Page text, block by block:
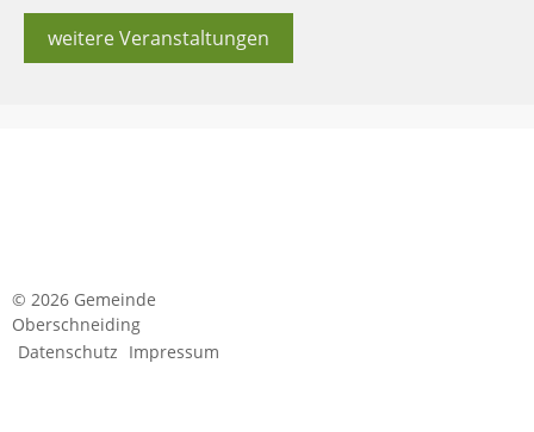
weitere Veranstaltungen
© 2026 Gemeinde
Oberschneiding
Datenschutz Impressum